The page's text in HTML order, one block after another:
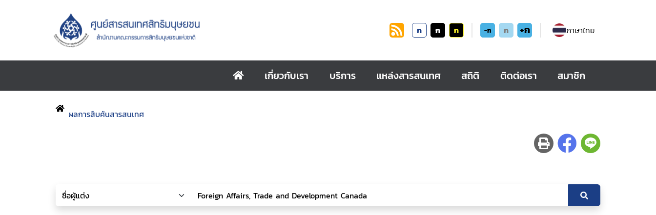
ก ก ก -ก ก +ก ภาษาไทย
เกี่ยวกับเรา บริการ แหล่งสารสนเทศ สถิติ ติดต่อเรา สมาชิก
ผลการสืบค้นสารสนเทศ